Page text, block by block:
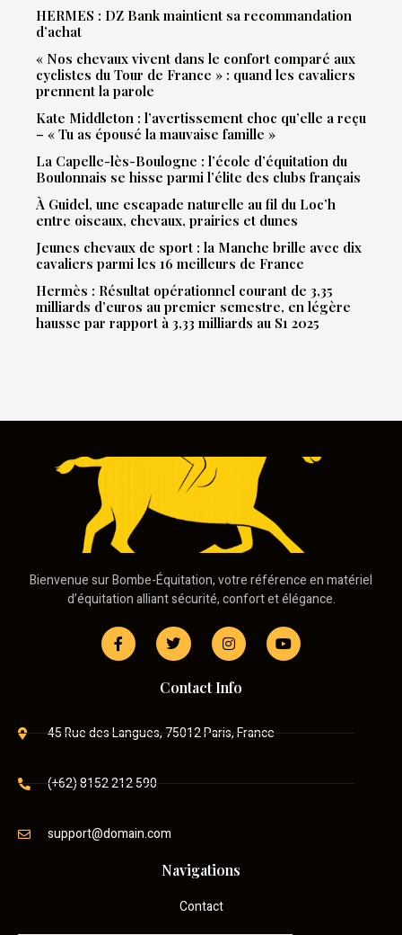
HERMES : DZ Bank maintient sa recommandation
d’achat
« Nos chevaux vivent dans le confort comparé aux
cyclistes du Tour de France » : quand les cavaliers
prennent la parole
Kate Middleton : l’avertissement choc qu’elle a reçu
– « Tu as épousé la mauvaise famille »
La Capelle-lès-Boulogne : l’école d’équitation du
Boulonnais se hisse parmi l’élite des clubs français
À Guidel, une escapade naturelle au fil du Loc’h
entre oiseaux, chevaux, prairies et dunes
Jeunes chevaux de sport : la Manche brille avec dix
cavaliers parmi les 16 meilleurs de France
Hermès : Résultat opérationnel courant de 3,35
milliards d’euros au premier semestre, en légère
hausse par rapport à 3,33 milliards au S1 2025
Bienvenue sur Bombe-Équitation, votre référence en matériel
d’équitation alliant sécurité, confort et élégance.
Contact Info
45 Rue des Langues, 75012 Paris, France
(+62) 8152 212 590
support@domain.com
Navigations
Contact